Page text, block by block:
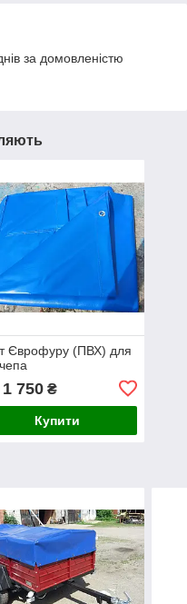
за домовленістю
Єврофуру (ПВХ) для
1 750₴
Купити